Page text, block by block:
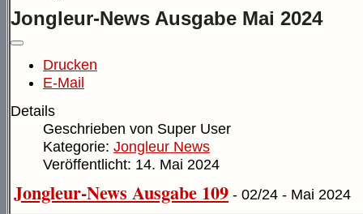
Jongleur-News Ausgabe Mai 2024
Drucken
E-Mail
Details
Geschrieben von Super User
Kategorie: Jongleur News
Veröffentlicht: 14. Mai 2024
Jongleur-News Ausgabe 109 - 02/24 - Mai 2024